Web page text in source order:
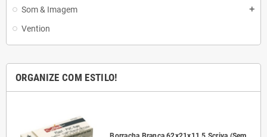
Som & Imagem add
Vention
ORGANIZE COM ESTILO!